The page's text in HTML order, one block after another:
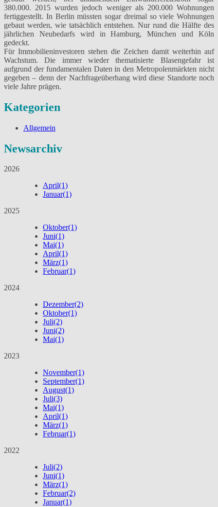
380.000. 2015 wurden jedoch weniger als 200.000 Wohnungen
fertiggestellt. In Berlin müssten sogar dreimal so viele Wohnungen
gebaut werden, wie tatsächlich entstehen. Nur rund die Hälfte des
jährlichen Neubedarfs wird in Hamburg, München und Köln
gedeckt.
Für Immobilieninvestoren stehen die Zeichen damit weiterhin auf
Wachstum. Die immer wieder thematisierte Blasengefahr ist
aufgrund der fundamentalen Daten in den Metropolenmärkten nicht
gegeben – denn der Nachfrageüberhang wird diese Standorte noch
viele Jahre prägen.
Kategorien
Allgemein
Newsarchiv
2026
April(1)
Januar(1)
2025
Oktober(1)
Juni(1)
Mai(1)
April(1)
März(1)
Februar(1)
2024
Dezember(2)
Oktober(1)
Juli(2)
Juni(2)
Mai(1)
2023
November(1)
September(1)
August(1)
Juli(3)
Mai(1)
April(1)
März(1)
Februar(1)
2022
Juli(2)
Juni(1)
März(1)
Februar(2)
Januar(1)